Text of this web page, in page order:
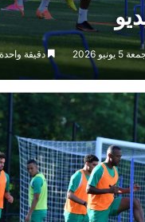
5 يونيو 2026 دقيقة واحدة